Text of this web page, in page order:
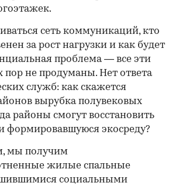
сеть коммуникаций, кто
за рост нагрузки и как будет
проблема — все эти
пор не продуманы. Нет ответа
служб: как скажется
вырубка полувековых
районы смогут восстановить
формировавшуюся экосреду?
мы получим
жилые спальные
социальными